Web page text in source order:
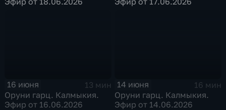
16 июня
13 мин
Оруни гарц. Калмыкия.
Эфир от 16.06.2026
14 июня
16 мин
Оруни гарц. Калмыкия.
Эфир от 14.06.2026